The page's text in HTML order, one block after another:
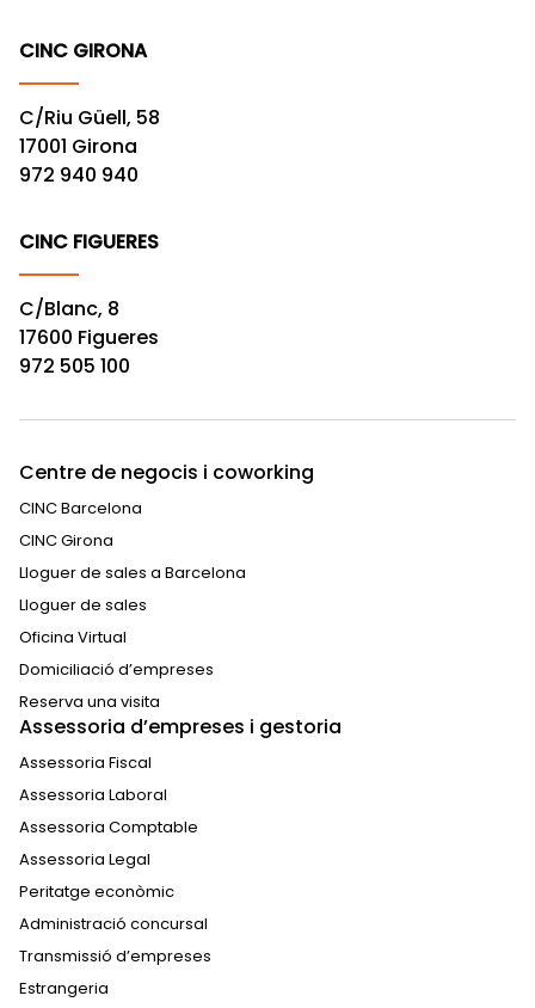
CINC GIRONA
C/Riu Güell, 58
17001 Girona
972 940 940
CINC FIGUERES
C/Blanc, 8
17600 Figueres
972 505 100
Centre de negocis i coworking
CINC Barcelona
CINC Girona
Lloguer de sales a Barcelona
Lloguer de sales
Oficina Virtual
Domiciliació d’empreses
Reserva una visita
Assessoria d’empreses i gestoria
Assessoria Fiscal
Assessoria Laboral
Assessoria Comptable
Assessoria Legal
Peritatge econòmic
Administració concursal
Transmissió d’empreses
Estrangeria